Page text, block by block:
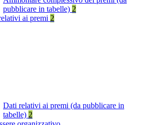
pubblicare in tabelle) 2
ai premi 2
Dati relativi ai premi (da pubblicare in
tabelle) 2